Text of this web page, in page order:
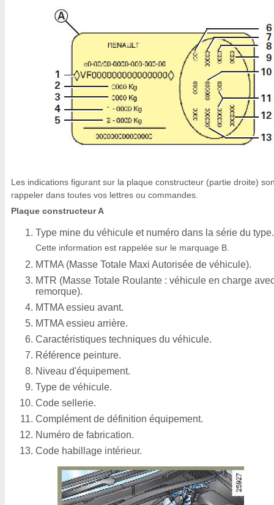
Les indications figurant sur la plaque constructeur (partie droite)
rappeler dans toutes vos lettres ou commandes.
Plaque constructeur A
Type mine du véhicule et numéro dans la série du type.
Cette information est rappelée sur le marquage B.
MTMA (Masse Totale Maxi Autorisée de véhicule).
MTR (Masse Totale Roulante : véhicule en charge
remorque).
MTMA essieu avant.
MTMA essieu arrière.
Caractéristiques techniques du véhicule.
Référence peinture.
Niveau d'équipement.
Type de véhicule.
Code sellerie.
Complément de définition équipement.
Numéro de fabrication.
Code habillage intérieur.